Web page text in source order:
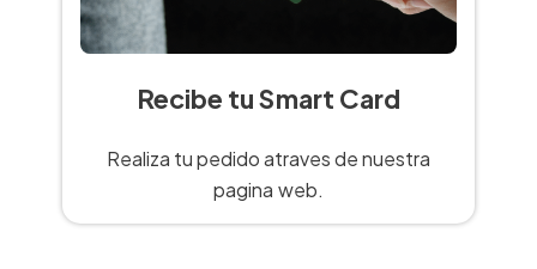
Recibe tu Smart Card
Realiza tu pedido atraves de nuestra
pagina web.